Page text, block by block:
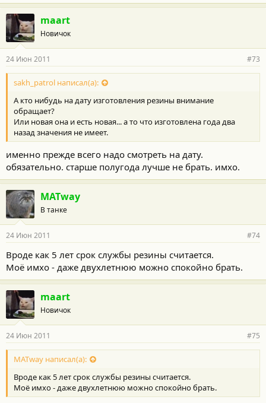
maart
Новичок
24 Июн 2011 #73
sakh_patrol написал(а):
А кто нибудь на дату изготовления резины внимание
обращает?
Или новая она и есть новая... а то что изготовлена года два
назад значения не имеет.
именно прежде всего надо смотреть на дату.
обязательно. старше полугода лучше не брать. имхо.
MATway
В танке
24 Июн 2011 #74
Вроде как 5 лет срок службы резины считается.
Моё имхо - даже двухлетнюю можно спокойно брать.
maart
Новичок
24 Июн 2011 #75
MATway написал(а):
Вроде как 5 лет срок службы резины считается.
Моё имхо - даже двухлетнюю можно спокойно брать.